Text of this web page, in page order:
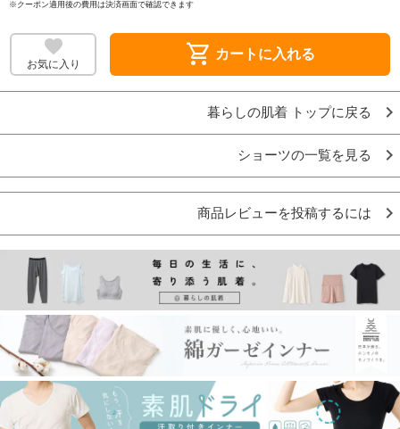
※クーポン適用後の費用は決済画面で確認できます
お気に入り shopping_cart カートに入れる
暮らしの肌着 トップに戻る
ショーツの一覧を見る
商品レビューを投稿するには